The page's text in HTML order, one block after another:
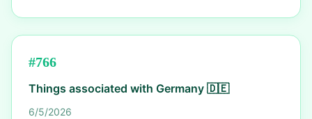
#766
Things associated with Germany 🇩🇪
6/5/2026